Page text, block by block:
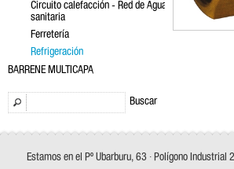
Circuito calefacción - Red de Agua
sanitaria
Ferretería
Refrigeración
BARRENE MULTICAPA
Buscar
Estamos en el Pº Ubarburu, 63 · Polígono Industrial